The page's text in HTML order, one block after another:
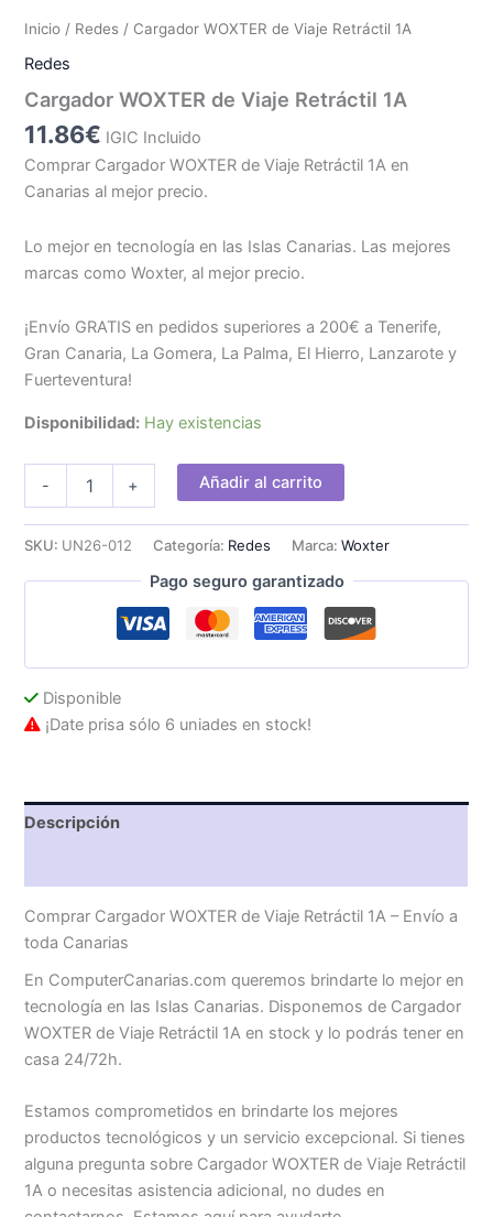
Inicio / Redes / Cargador WOXTER de Viaje Retráctil 1A
Redes
Cargador WOXTER de Viaje Retráctil 1A
11.86€ IGIC Incluido
Comprar Cargador WOXTER de Viaje Retráctil 1A en
Canarias al mejor precio.
Lo mejor en tecnología en las Islas Canarias. Las mejores
marcas como Woxter, al mejor precio.
¡Envío GRATIS en pedidos superiores a 200€ a Tenerife,
Gran Canaria, La Gomera, La Palma, El Hierro, Lanzarote y
Fuerteventura!
Disponibilidad: Hay existencias
-
Viaje
1A
+ Añadir al carrito
SKU: UN26-012 Categoría: Redes Marca:Woxter
Pago seguro garantizado
Disponible
¡Date prisa sólo 6 uniades en stock!
Descripción
Comprar Cargador WOXTER de Viaje Retráctil 1A – Envío a
toda Canarias
En ComputerCanarias.com queremos brindarte lo mejor en
tecnología en las Islas Canarias. Disponemos de Cargador
WOXTER de Viaje Retráctil 1A en stock y lo podrás tener en
casa 24/72h.
Estamos comprometidos en brindarte los mejores
productos tecnológicos y un servicio excepcional. Si tienes
alguna pregunta sobre Cargador WOXTER de Viaje Retráctil
1A o necesitas asistencia adicional, no dudes en